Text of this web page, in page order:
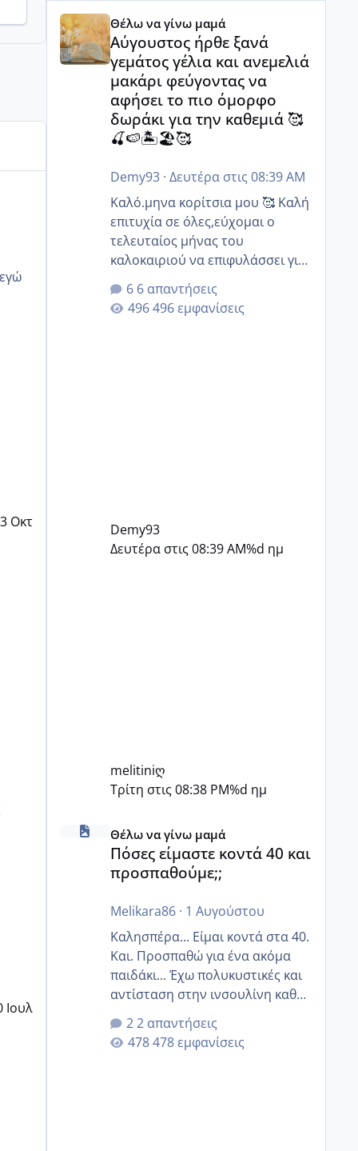
Οκτ
Ιουλ
Αύγουστος ήρθε ξανά γεμάτος γέλια και
Θέλω να γίνω μαμά
Αύγουστος ήρθε ξανά
γεμάτος γέλια και ανεμελιά
μακάρι φεύγοντας να
αφήσει το πιο όμορφο
δωράκι για την καθεμιά 🥰
🍒🍉🏝️🏖️🥰
Demy93· Δευτέρα στις 08:39 AM
Καλό.μηνα κορίτσια μου 🥰 Καλή
επιτυχία σε όλες,εύχομαι ο
τελευταίος μήνας του
καλοκαιριού να επιφυλάσσει για
όλες σας την πιο όμορφη
έκπληξη 🧿 @Elk @Melikara86
@Παρασκευαιδου @Zenia z
6 απαντήσεις
496 εμφανίσεις
Demy93
Δευτέρα στις 08:39 AM%d ημ
melitiniღ
Τρίτη στις 08:38 PM%d ημ
Πόσες είμαστε κοντά 40 και προσπαθούμε;;
Θέλω να γίνω μαμά
Πόσες είμαστε κοντά 40 και
προσπαθούμε;;
Melikara86· 1 Αυγούστου
Καλησπέρα... Είμαι κοντά στα 40.
Και. Προσπαθώ για ένα ακόμα
παιδάκι... Έχω πολυκυστικές και
αντίσταση στην ινσουλίνη καθώς
και χάσιμοτο! Έχω λίγα κιλά
παραπάνω και όσο κ αν
προσπαθώ δεν χάνω εύκολα!
2 απαντήσεις
478 εμφανίσεις